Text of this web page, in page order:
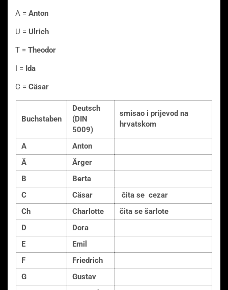
A = Anton
U = Ulrich
T = Theodor
I = Ida
C = Cäsar
Buchstaben
Deutsch
(DIN
5009)
smisao i prijevod na
hrvatskom
A
Anton
Ä
Ärger
B
Berta
C
Cäsar
čita se cezar
Ch
Charlotte
čita se šarlote
D
Dora
E
Emil
F
Friedrich
G
Gustav